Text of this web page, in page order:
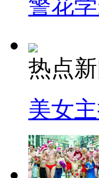
警花
热点
美女